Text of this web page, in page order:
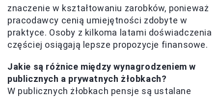
znaczenie w kształtowaniu zarobków, ponieważ
pracodawcy cenią umiejętności zdobyte w
praktyce. Osoby z kilkoma latami doświadczenia
częściej osiągają lepsze propozycje finansowe.
Jakie są różnice między wynagrodzeniem w
publicznych a prywatnych żłobkach?
W publicznych żłobkach pensje są ustalane